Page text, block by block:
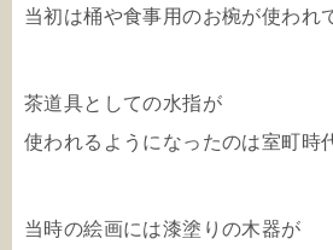
当初は桶や食事用のお椀が使われ
茶道具としての水指が
使われるようになったのは室町時
当時の絵画には漆塗りの木器が